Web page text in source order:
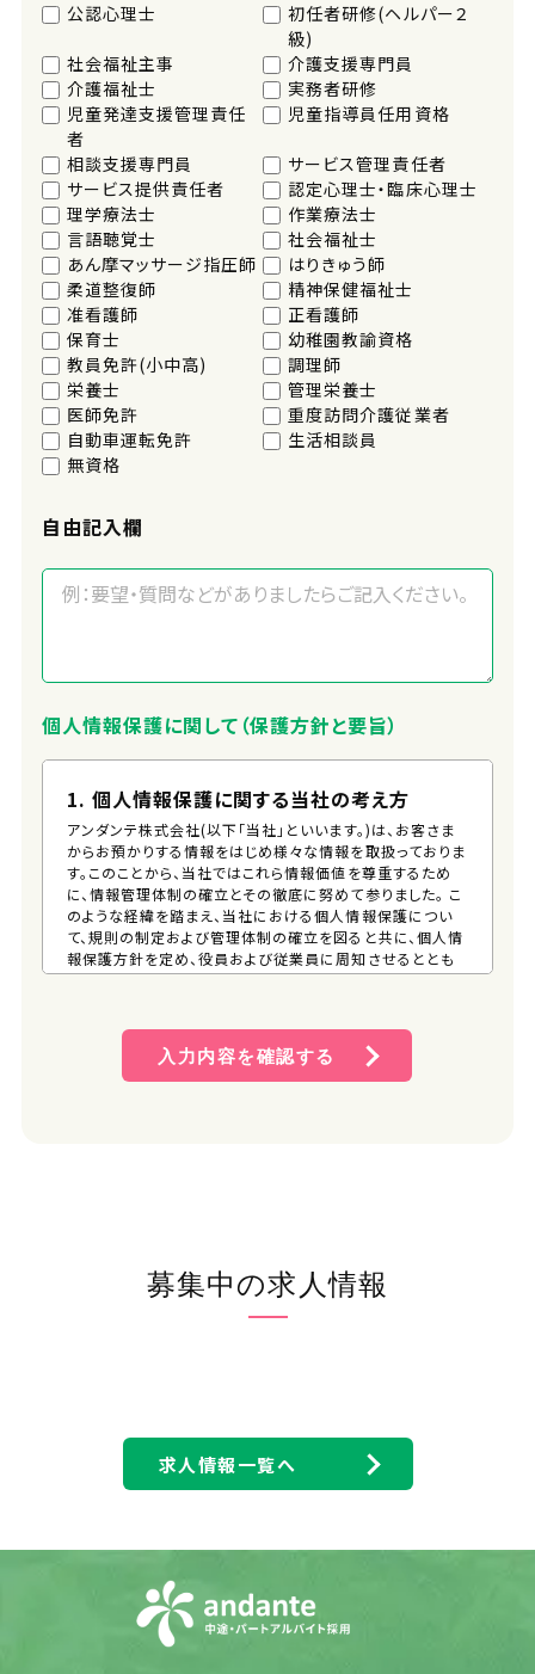
公認心理士
初任者研修(ヘルパー２
級)
社会福祉主事
介護支援専門員
介護福祉士
実務者研修
児童発達支援管理責任
者
児童指導員任用資格
相談支援専門員
サービス管理責任者
サービス提供責任者
認定心理士・臨床心理士
理学療法士
作業療法士
言語聴覚士
社会福祉士
あん摩マッサージ指圧師
はりきゅう師
柔道整復師
精神保健福祉士
准看護師
正看護師
保育士
幼稚園教諭資格
教員免許(小中高)
調理師
栄養士
管理栄養士
医師免許
重度訪問介護従業者
自動車運転免許
生活相談員
無資格
自由記入欄
個人情報保護に関して（保護方針と要旨）
1. 個人情報保護に関する当社の考え方
アンダンテ株式会社(以下「当社」といいます。)は、お客さま
からお預かりする情報をはじめ様々な情報を取扱っておりま
す。このことから、当社ではこれら情報価値を尊重するため
に、情報管理体制の確立とその徹底に努めて参りました。 こ
のような経緯を踏まえ、当社における個人情報保護につい
て、規則の制定および管理体制の確立を図ると共に、個人情
報保護方針を定め、役員および従業員に周知させるととも
に、一般の方が、容易に入手できる措置を講じるものとしま
当社は、事業活動において、個人情報をお預かりしている
ことを考慮し、それぞれの業務実態に応じた個人情報保護
のための管理体制を確立すると共に、個人情報の収集、利
諸規則に則り、個人情報へのアクセス管理、個人情報の持
ち出し手段の制限、外部からの不正アクセスの防止等の対
策を実施し、個人情報の漏洩、滅失またはき損の防止に努
(4) 法令・規範の遵守 当社は、個人情報の取扱いに関する
法令、国が定める指針その他の規範を遵守します。また、当
社の個人情報管理規則を、これらの法令および指針その
他の規範に適合させます。
(5) 個人情報に関する本人の権利尊重 当社は、個人情報に
入力内容を確認する
募集中の求人情報
求人情報一覧へ